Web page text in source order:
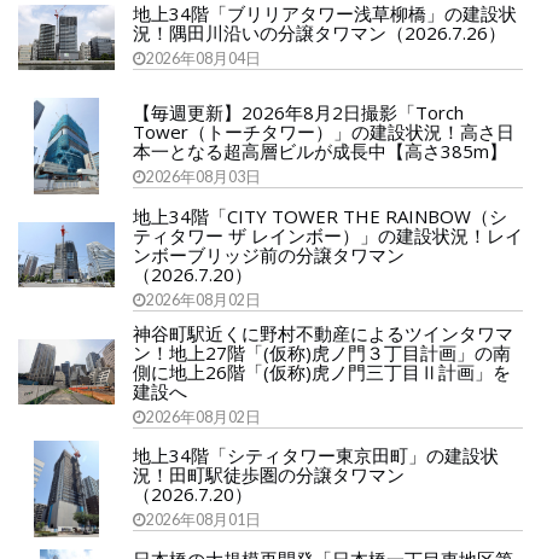
地上34階「ブリリアタワー浅草柳橋」の建設状
況！隅田川沿いの分譲タワマン（2026.7.26）
2026年08月04日
【毎週更新】2026年8月2日撮影「Torch
Tower（トーチタワー）」の建設状況！高さ日
本一となる超高層ビルが成長中【高さ385m】
2026年08月03日
地上34階「CITY TOWER THE RAINBOW（シ
ティタワー ザ レインボー）」の建設状況！レイ
ンボーブリッジ前の分譲タワマン
（2026.7.20）
2026年08月02日
神谷町駅近くに野村不動産によるツインタワマ
ン！地上27階「(仮称)虎ノ門３丁目計画」の南
側に地上26階「(仮称)虎ノ門三丁目Ⅱ計画」を
建設へ
2026年08月02日
地上34階「シティタワー東京田町」の建設状
況！田町駅徒歩圏の分譲タワマン
（2026.7.20）
2026年08月01日